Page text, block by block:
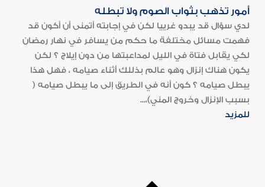
أمور تذهب بثواب الصوم ولا تبطله
لدي سؤال قد يبدو غرييا لكن في إجابته أتمنى أن أكون قد
فهمت مسائل مختلفة ما حكم من يسافر في نهار رمضان
لكي يقابل فتاة في الليل لمداعبتها من دون إيلاج ؟ لكن
يكون هناك إنزال وهو عالم بذللك أثناء صيامه ، فهل هذا
يبطل صيامه ؟ كون أنه في الطريق إلى ما يبطل صيامه (
بسبب الإنزال وخروج المني)،...
للمزيد